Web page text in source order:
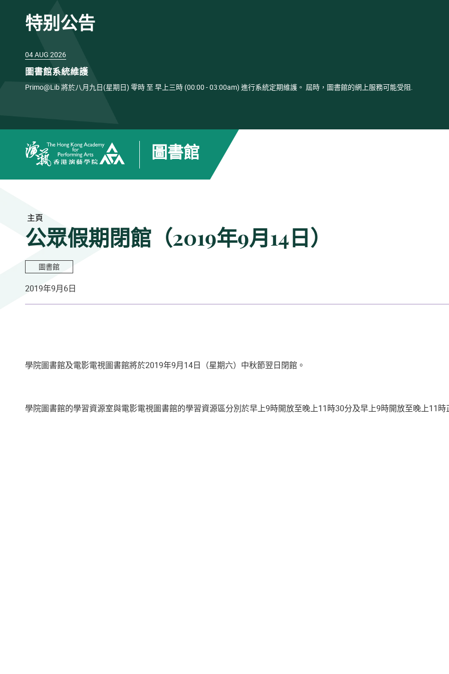
特别公告
04 AUG 2026
圖書館系統維護
Primo@Lib 將於八月九日(星期日) 零時 至 早上三時 (00:00 - 03:00am) 進行系統定期維護。 屆時，圖書館的網上服務可能受阻.
圖書館
主頁
公眾假期閉館（2019年9月14日）
圖書館
2019年9月6日
學院圖書館及電影電視圖書館將於2019年9月14日（星期六） 中秋節翌日閉館。
學院圖書館的學習資源室與電影電視圖書館的學習資源區分別於早上9時開放至晚上11時30分及早上9時開放至晚上11時